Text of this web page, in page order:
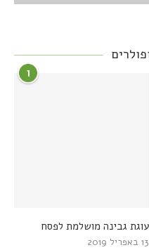
1
עוגת גבינה מושלמת לפסח
13 באפריל 2019